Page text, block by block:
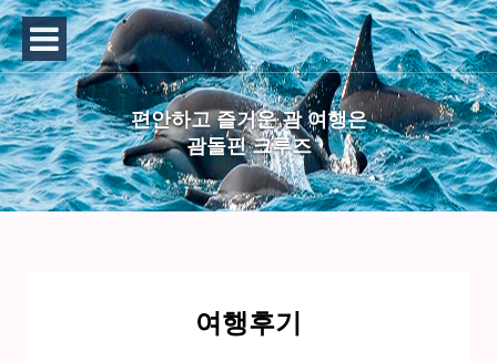
편안하고 즐거운 괌 여행은
괌돌핀 크루즈
여행후기